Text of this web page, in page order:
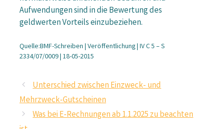
Aufwendungen sind in die Bewertung des
geldwerten Vorteils einzubeziehen.
Quelle:BMF-Schreiben | Veröffentlichung | IV C 5 – S
2334/07/0009 | 18-05-2015
Unterschied zwischen Einzweck- und
Mehrzweck-Gutscheinen
Was bei E-Rechnungen ab 1.1.2025 zu beachten